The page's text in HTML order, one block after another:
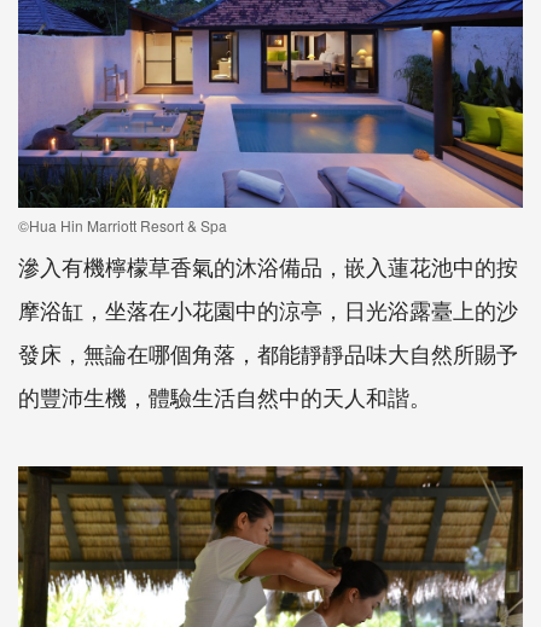
©Hua Hin Marriott Resort & Spa
滲入有機檸檬草香氣的沐浴備品，嵌入蓮花池中的按
摩浴缸，坐落在小花園中的涼亭，日光浴露臺上的沙
發床，無論在哪個角落，都能靜靜品味大自然所賜予
的豐沛生機，體驗生活自然中的天人和諧。